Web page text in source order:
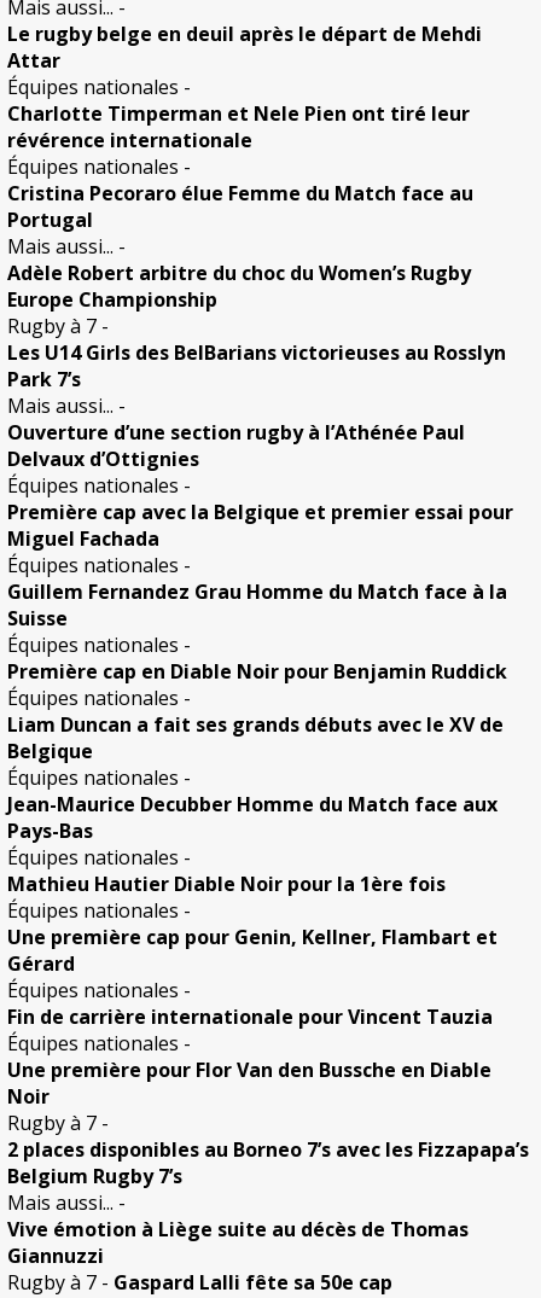
Mais aussi... -
Le rugby belge en deuil après le départ de Mehdi
Attar
Équipes nationales -
Charlotte Timperman et Nele Pien ont tiré leur
révérence internationale
Équipes nationales -
Cristina Pecoraro élue Femme du Match face au
Portugal
Mais aussi... -
Adèle Robert arbitre du choc du Women’s Rugby
Europe Championship
Rugby à 7 -
Les U14 Girls des BelBarians victorieuses au Rosslyn
Park 7’s
Mais aussi... -
Ouverture d’une section rugby à l’Athénée Paul
Delvaux d’Ottignies
Équipes nationales -
Première cap avec la Belgique et premier essai pour
Miguel Fachada
Équipes nationales -
Guillem Fernandez Grau Homme du Match face à la
Suisse
Équipes nationales -
Première cap en Diable Noir pour Benjamin Ruddick
Équipes nationales -
Liam Duncan a fait ses grands débuts avec le XV de
Belgique
Équipes nationales -
Jean-Maurice Decubber Homme du Match face aux
Pays-Bas
Équipes nationales -
Mathieu Hautier Diable Noir pour la 1ère fois
Équipes nationales -
Une première cap pour Genin, Kellner, Flambart et
Gérard
Équipes nationales -
Fin de carrière internationale pour Vincent Tauzia
Équipes nationales -
Une première pour Flor Van den Bussche en Diable
Noir
Rugby à 7 -
2 places disponibles au Borneo 7’s avec les Fizzapapa’s
Belgium Rugby 7’s
Mais aussi... -
Vive émotion à Liège suite au décès de Thomas
Giannuzzi
Rugby à 7 - Gaspard Lalli fête sa 50e cap